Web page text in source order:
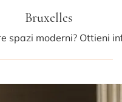
Bruxelles